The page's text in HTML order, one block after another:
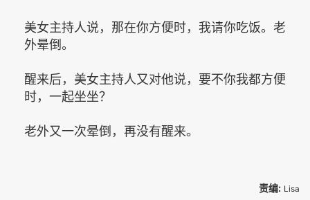
美女主持人说，那在你方便时，我请你吃饭。老
外晕倒。
醒来后，美女主持人又对他说，要不你我都方便
时，一起坐坐？
老外又一次晕倒，再没有醒来。
责编: Lisa